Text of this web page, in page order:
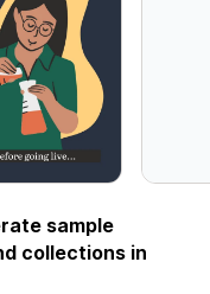
sample
collections in